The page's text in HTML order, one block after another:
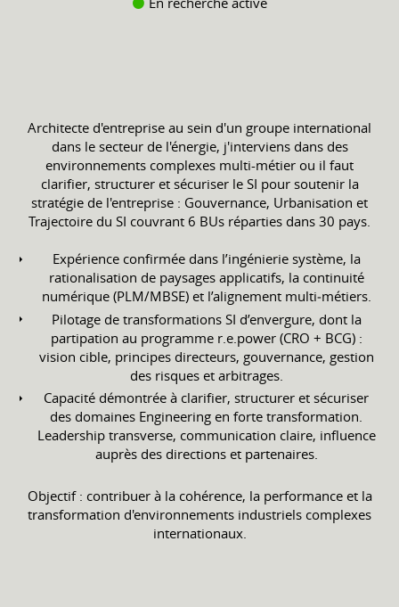
Architecte d'entreprise au sein d'un groupe international
dans le secteur de l'énergie, j'interviens dans des
environnements complexes multi-métier ou il faut
clarifier, structurer et sécuriser le SI pour soutenir la
stratégie de l'entreprise : Gouvernance, Urbanisation et
Trajectoire du SI couvrant 6 BUs réparties dans 30 pays.
Expérience confirmée dans l’ingénierie système, la
rationalisation de paysages applicatifs, la continuité
numérique (PLM/MBSE) et l’alignement multi‑métiers.
Pilotage de transformations SI d’envergure, dont la
partipation au programme r.e.power (CRO + BCG) :
vision cible, principes directeurs, gouvernance, gestion
des risques et arbitrages.
Capacité démontrée à clarifier, structurer et sécuriser
des domaines Engineering en forte transformation.
Leadership transverse, communication claire, influence
auprès des directions et partenaires.
Objectif : contribuer à la cohérence, la performance et la
transformation d'environnements industriels complexes
internationaux.